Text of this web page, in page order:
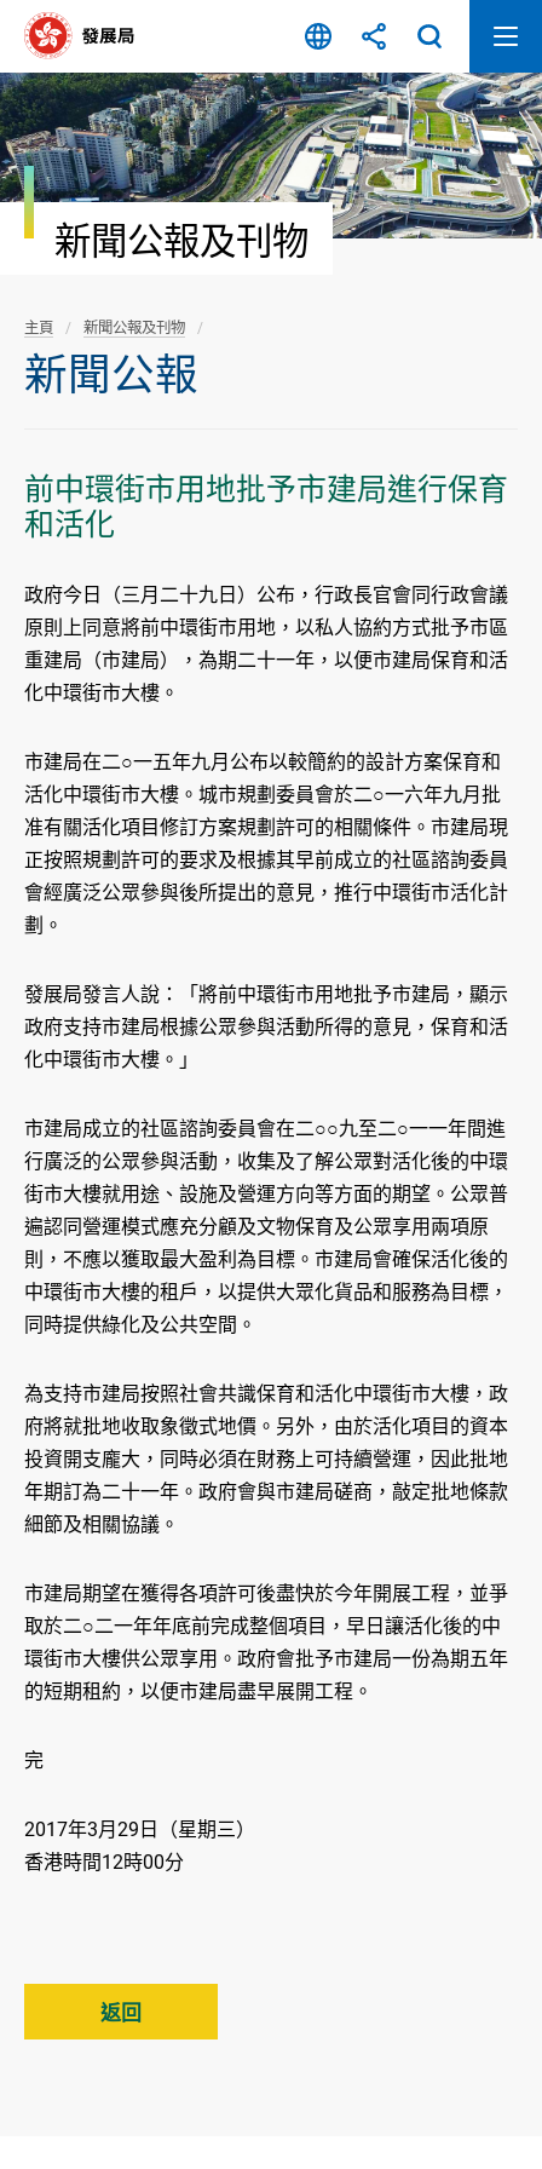
容
開
始
新聞公報及刊物
主頁 新聞公報及刊物
新聞公報
前中環街市用地批予市建局進行保育
和活化
政府今日（三月二十九日）公布，行政長官會同行政會議
原則上同意將前中環街市用地，以私人協約方式批予市區
重建局（市建局），為期二十一年，以便市建局保育和活
化中環街市大樓。
市建局在二○一五年九月公布以較簡約的設計方案保育和
活化中環街市大樓。城市規劃委員會於二○一六年九月批
准有關活化項目修訂方案規劃許可的相關條件。市建局現
正按照規劃許可的要求及根據其早前成立的社區諮詢委員
會經廣泛公眾參與後所提出的意見，推行中環街市活化計
劃。
發展局發言人說：「將前中環街市用地批予市建局，顯示
政府支持市建局根據公眾參與活動所得的意見，保育和活
化中環街市大樓。」
市建局成立的社區諮詢委員會在二○○九至二○一一年間進
行廣泛的公眾參與活動，收集及了解公眾對活化後的中環
街市大樓就用途、設施及營運方向等方面的期望。公眾普
遍認同營運模式應充分顧及文物保育及公眾享用兩項原
則，不應以獲取最大盈利為目標。市建局會確保活化後的
中環街市大樓的租戶，以提供大眾化貨品和服務為目標，
同時提供綠化及公共空間。
為支持市建局按照社會共識保育和活化中環街市大樓，政
府將就批地收取象徵式地價。另外，由於活化項目的資本
投資開支龐大，同時必須在財務上可持續營運，因此批地
年期訂為二十一年。政府會與市建局磋商，敲定批地條款
細節及相關協議。
市建局期望在獲得各項許可後盡快於今年開展工程，並爭
取於二○二一年年底前完成整個項目，早日讓活化後的中
環街市大樓供公眾享用。政府會批予市建局一份為期五年
的短期租約，以便市建局盡早展開工程。
完
2017年3月29日（星期三）
香港時間12時00分
返回